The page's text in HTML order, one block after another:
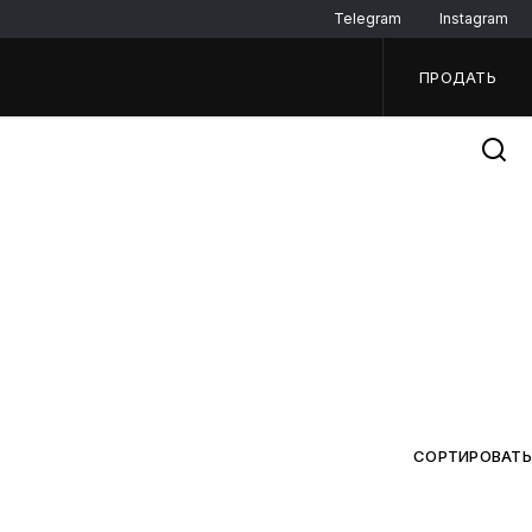
Telegram Instagram
ПРОДАТЬ
СОРТИРОВАТЬ